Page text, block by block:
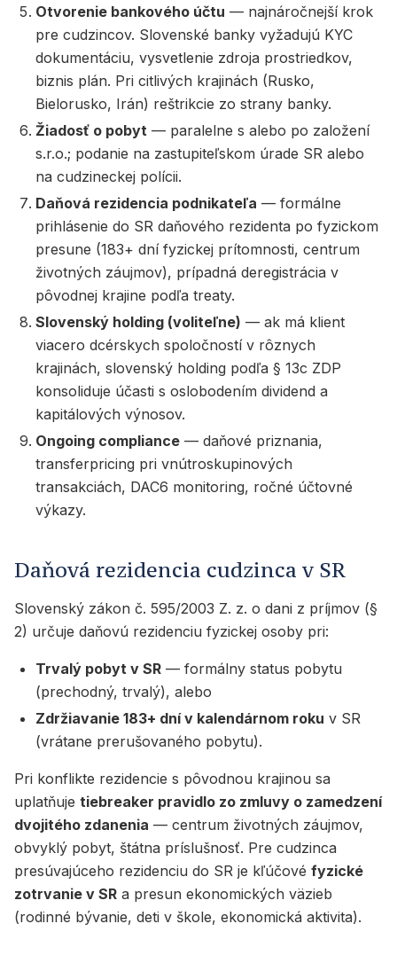
Otvorenie bankového účtu — najnáročnejší krok
pre cudzincov. Slovenské banky vyžadujú KYC
dokumentáciu, vysvetlenie zdroja prostriedkov,
biznis plán. Pri citlivých krajinách (Rusko,
Bielorusko, Irán) reštrikcie zo strany banky.
Žiadosť o pobyt — paralelne s alebo po založení
s.r.o.; podanie na zastupiteľskom úrade SR alebo
na cudzineckej polícii.
Daňová rezidencia podnikateľa — formálne
prihlásenie do SR daňového rezidenta po fyzickom
presune (183+ dní fyzickej prítomnosti, centrum
životných záujmov), prípadná deregistrácia v
pôvodnej krajine podľa treaty.
Slovenský holding (voliteľne) — ak má klient
viacero dcérskych spoločností v rôznych
krajinách, slovenský holding podľa § 13c ZDP
konsoliduje účasti s oslobodením dividend a
kapitálových výnosov.
Ongoing compliance — daňové priznania,
transferpricing pri vnútroskupinových
transakciách, DAC6 monitoring, ročné účtovné
výkazy.
Daňová rezidencia cudzinca v SR
Slovenský zákon č. 595/2003 Z. z. o dani z príjmov (§
2) určuje daňovú rezidenciu fyzickej osoby pri:
Trvalý pobyt v SR — formálny status pobytu
(prechodný, trvalý), alebo
Zdržiavanie 183+ dní v kalendárnom roku v SR
(vrátane prerušovaného pobytu).
Pri konflikte rezidencie s pôvodnou krajinou sa
uplatňuje tiebreaker pravidlo zo zmluvy o zamedzení
dvojitého zdanenia — centrum životných záujmov,
obvyklý pobyt, štátna príslušnosť. Pre cudzinca
presúvajúceho rezidenciu do SR je kľúčové fyzické
zotrvanie v SR a presun ekonomických väzieb
(rodinné bývanie, deti v škole, ekonomická aktivita).